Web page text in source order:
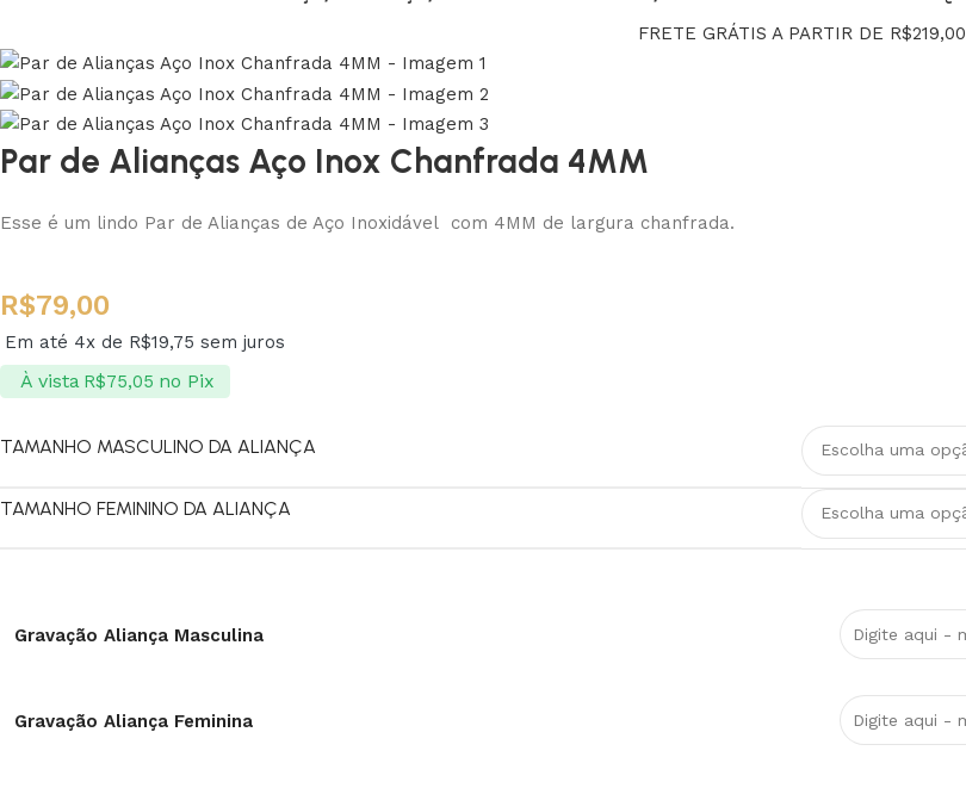
FRETE GRÁTIS A PARTIR DE R$219,00
Par de Alianças Aço Inox Chanfrada 4MM
Esse é um lindo Par de Alianças de Aço Inoxidável com 4MM de largura chanfrada.
R$79,00
Em até 4x de R$19,75 sem juros
À vista R$75,05 no Pix
TAMANHO MASCULINO DA ALIANÇA
TAMANHO FEMININO DA ALIANÇA
Gravação Aliança Masculina
Gravação Aliança Feminina